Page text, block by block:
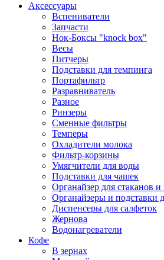
Аксессуары
Вспениватели
Запчасти
Нок-Боксы "knock box"
Весы
Питчеры
Подставки для темпинга
Портафильтр
Разравниватель
Разное
Ринзеры
Сменные фильтры
Темперы
Охладители молока
Фильтр-корзины
Умягчители для воды
Подставки для чашек
Органайзер для стаканов
Органайзеры и подставки
Диспенсеры для салфеток
Жернова
Водонагреватели
Кофе
В зернах